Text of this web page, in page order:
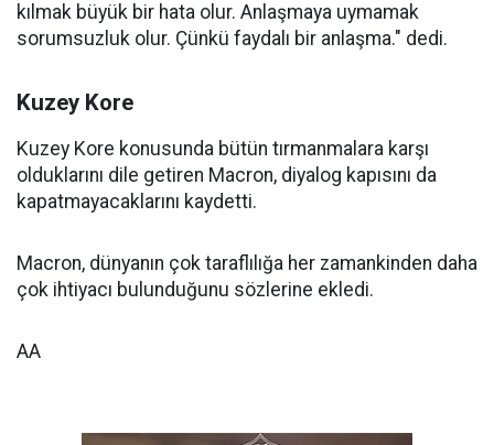
kılmak büyük bir hata olur. Anlaşmaya uymamak
sorumsuzluk olur. Çünkü faydalı bir anlaşma." dedi.
Kuzey Kore
Kuzey Kore konusunda bütün tırmanmalara karşı
olduklarını dile getiren Macron, diyalog kapısını da
kapatmayacaklarını kaydetti.
Macron, dünyanın çok taraflılığa her zamankinden daha
çok ihtiyacı bulunduğunu sözlerine ekledi.
AA